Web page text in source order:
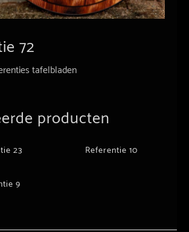
72
tafelbladen
producten
23 Referentie 10
9